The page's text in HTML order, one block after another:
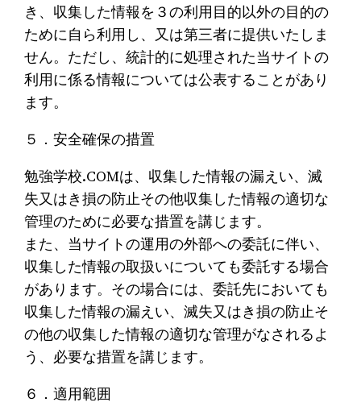
き、収集した情報を３の利用目的以外の目的の
ために自ら利用し、又は第三者に提供いたしま
せん。ただし、統計的に処理された当サイトの
利用に係る情報については公表することがあり
ます。
５．安全確保の措置
勉強学校.COMは、収集した情報の漏えい、滅
失又はき損の防止その他収集した情報の適切な
管理のために必要な措置を講じます。
また、当サイトの運用の外部への委託に伴い、
収集した情報の取扱いについても委託する場合
があります。その場合には、委託先においても
収集した情報の漏えい、滅失又はき損の防止そ
の他の収集した情報の適切な管理がなされるよ
う、必要な措置を講じます。
６．適用範囲